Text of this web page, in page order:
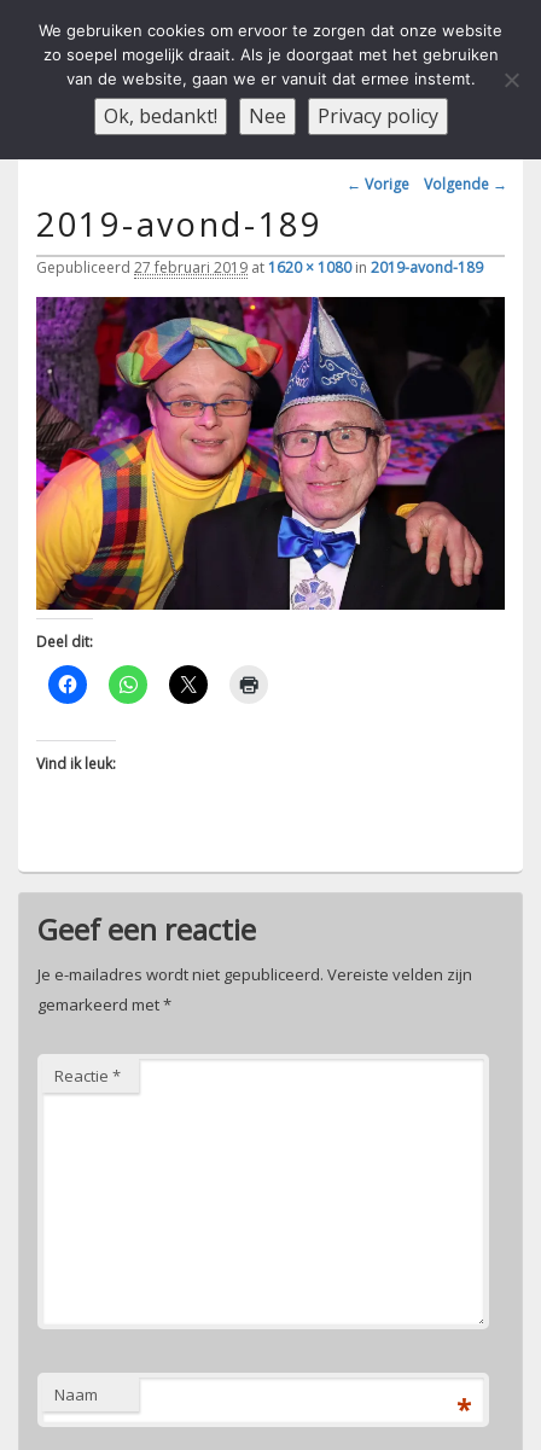
Carnavals Verain Der Ouwe
Voesbalsjong
anno 1959 va R.K.T.S.V. Menu
Afbeeldingsnavigatie
← Vorige Volgende →
2019-avond-189
Gepubliceerd 27 februari 2019 at1620 × 1080in 2019-avond-189
Deel dit:
Vind ik leuk:
Geef een reactie
Je e-mailadres wordt niet gepubliceerd. Vereiste velden zijn
gemarkeerd met*
Reactie *
Naam *
We gebruiken cookies om ervoor te zorgen dat onze website
zo soepel mogelijk draait. Als je doorgaat met het gebruiken
van de website, gaan we er vanuit dat ermee instemt.
Ok, bedankt! Nee Privacy policy